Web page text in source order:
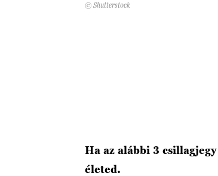
© Shutterstock
Ha az alábbi 3
életed.